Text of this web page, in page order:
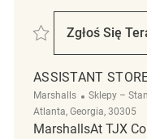
Zapisać Assistant
Zgłoś Się
ASSISTANT
Marshalls Kategoria
Sklepy –
Atlanta, Georgia, 30305
MarshallsAt TJX